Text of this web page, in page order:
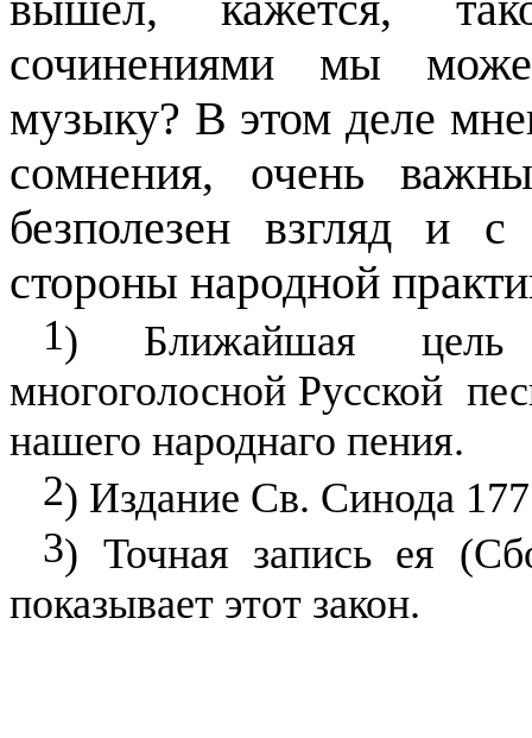
сочинениями мы
музыку? В этом деле
coмнения, очень
безполезен взгляд и
стороны народной
1) Ближайшая цель
многоголосной Русской
нашего народнаго пения.
2) Издание Св. Синода
3) Точная запись ея
показывает этот закон.